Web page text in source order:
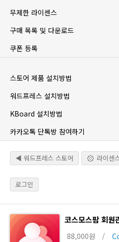
무제한 라이센스
구매 목록 및 다운로드
쿠폰 등록
스토어 제품 설치방법
워드프레스 설치방법
KBoard 설치방법
카카오톡 단톡방 참여하기
◀ 워드프레스 스토어 라이센
로그인
코스모스팜 회원
88,000원 /